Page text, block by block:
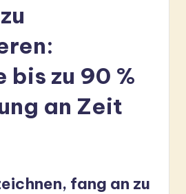
bis zu 90 %
an Zeit
fang an zu